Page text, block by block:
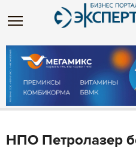
НПО Петролазер